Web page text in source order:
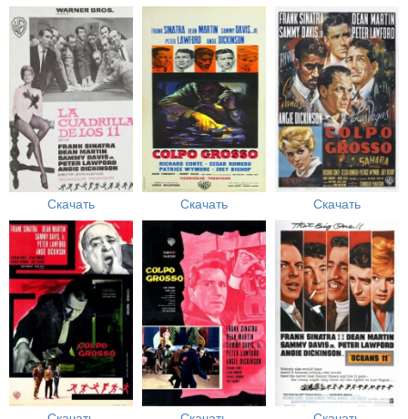
Скачать Скачать Скачать